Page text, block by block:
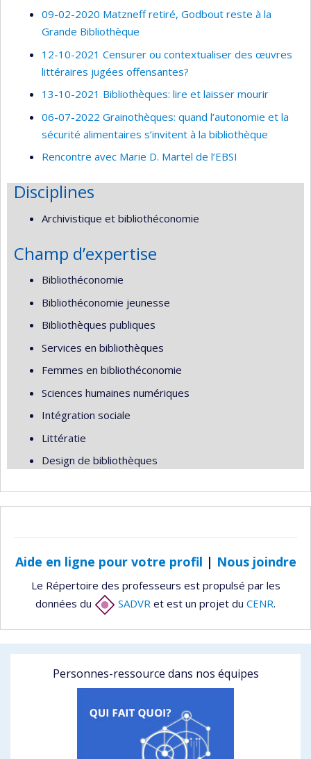
09-02-2020 Matzneff retiré, Godbout reste à la
Grande Bibliothèque
12-10-2021 Censurer ou contextualiser des œuvres
littéraires jugées offensantes?
13-10-2021 Bibliothèques: lire et laisser mourir
06-07-2022 Grainothèques: quand l’autonomie et la
sécurité alimentaires s’invitent à la bibliothèque
Rencontre avec Marie D. Martel de l’EBSI
Disciplines
Archivistique et bibliothéconomie
Champ d’expertise
Bibliothéconomie
Bibliothéconomie jeunesse
Bibliothèques publiques
Services en bibliothèques
Femmes en bibliothéconomie
Sciences humaines numériques
Intégration sociale
Littératie
Design de bibliothèques
Aide en ligne pour votre profil | Nous joindre
Le Répertoire des professeurs est propulsé par les
données du
SADVR et est un projet du CENR.
Personnes-ressource dans nos équipes